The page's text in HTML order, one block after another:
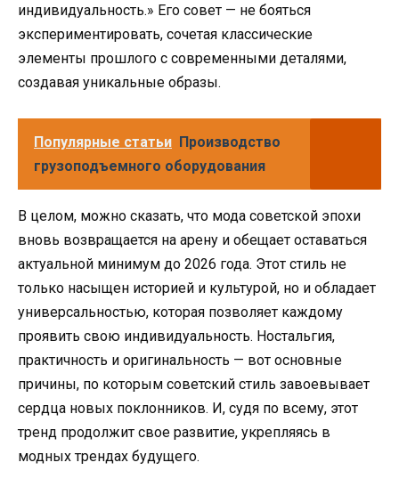
индивидуальность.» Его совет — не бояться
экспериментировать, сочетая классические
элементы прошлого с современными деталями,
создавая уникальные образы.
Популярные статьи Производство
грузоподъемного оборудования
В целом, можно сказать, что мода советской эпохи
вновь возвращается на арену и обещает оставаться
актуальной минимум до 2026 года. Этот стиль не
только насыщен историей и культурой, но и обладает
универсальностью, которая позволяет каждому
проявить свою индивидуальность. Ностальгия,
практичность и оригинальность — вот основные
причины, по которым советский стиль завоевывает
сердца новых поклонников. И, судя по всему, этот
тренд продолжит свое развитие, укрепляясь в
модных трендах будущего.